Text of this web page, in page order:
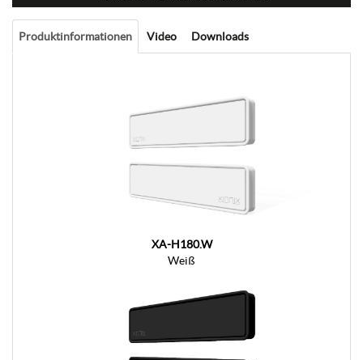
Produktinformationen Video Downloads
XA-H180.W
Weiß